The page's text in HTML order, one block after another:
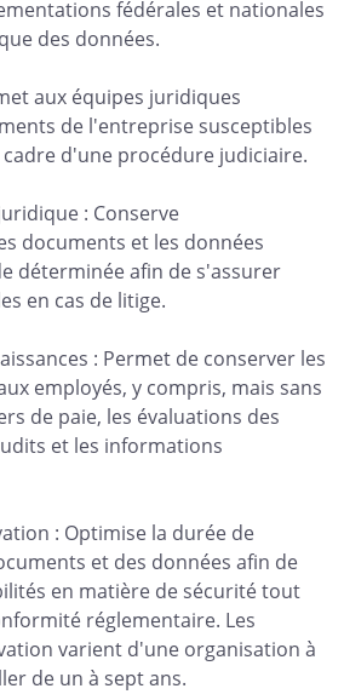
fédérales et nationales
des données.
aux équipes juridiques
de l'entreprise susceptibles
d'une procédure judiciaire.
: Conserve
documents et les données
déterminée afin de s'assurer
en cas de litige.
: Permet de conserver les
employés, y compris, mais sans
de paie, les évaluations des
et les informations
: Optimise la durée de
et des données afin de
en matière de sécurité tout
réglementaire. Les
varient d'une organisation à
de un à sept ans.